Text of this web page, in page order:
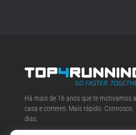
Top4Running.pt
Há mais de 16 anos que te motivamos
casa e correres. Mais rápido. Connosco.
dias.